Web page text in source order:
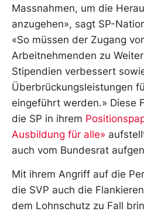
Massnahmen, um die
anzugehen», sagt SP-
«So müssen der Zugang
Arbeitnehmenden zu
Stipendien verbessert
Überbrückungsleistungen
eingeführt werden.» Diese
die SP in ihrem
Ausbildung für alle»
auch vom Bundesrat
Mit ihrem Angriff auf die
die SVP auch die
dem Lohnschutz zu Fall